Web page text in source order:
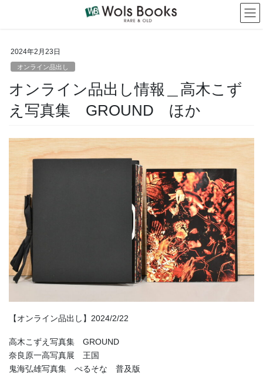
2024年2月23日
オンライン品出し
オンライン品出し情報＿高木こず
え写真集 GROUND ほか
【オンライン品出し】2024/2/22
高木こずえ写真集 GROUND
奈良原一高写真展 王国
鬼海弘雄写真集 ぺるそな 普及版